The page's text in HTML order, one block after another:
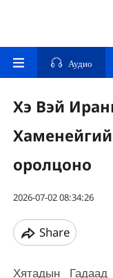
Аудио
Хэ Вэй
оролцоно
2026-07-02 08:34:26
Share
Хятадын